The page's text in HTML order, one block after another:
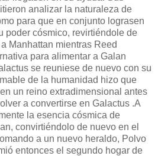
analizar la naturaleza de
para que en conjunto lograsen
poder cósmico, revirtiéndole de
Manhattan mientras Reed
para alimentar a Galan
se reuniese de nuevo con su
de la humanidad hizo que
un reino extradimensional antes
a convertirse en Galactus .A
la esencia cósmica de
convirtiéndolo de nuevo en el
a un nuevo heraldo, Polvo
entonces el segundo hogar de